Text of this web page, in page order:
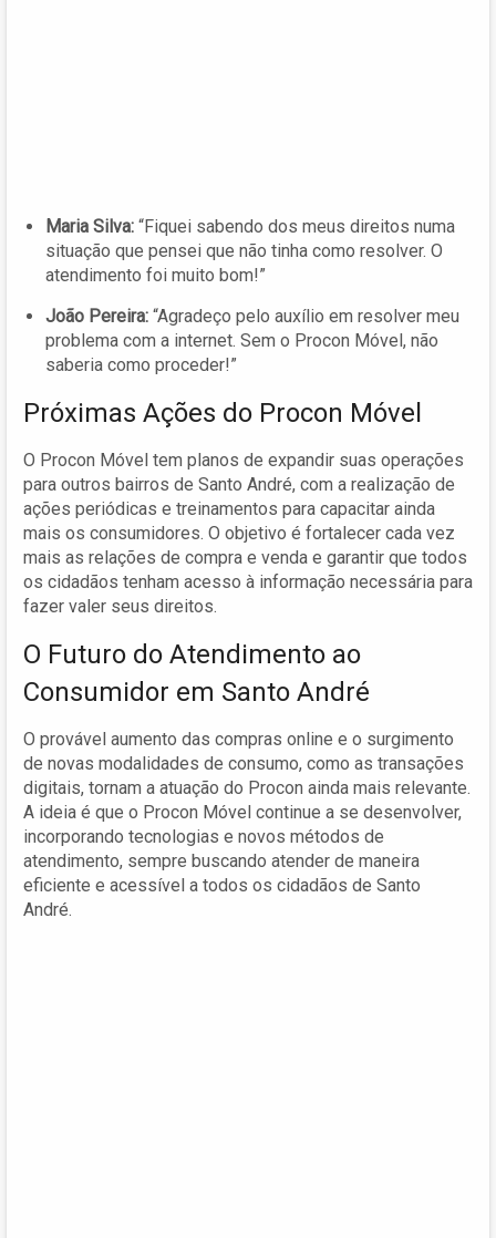
Maria Silva: “Fiquei sabendo dos meus direitos numa
situação que pensei que não tinha como resolver. O
atendimento foi muito bom!”
João Pereira: “Agradeço pelo auxílio em resolver meu
problema com a internet. Sem o Procon Móvel, não
saberia como proceder!”
Próximas Ações do Procon Móvel
O Procon Móvel tem planos de expandir suas operações
para outros bairros de Santo André, com a realização de
ações periódicas e treinamentos para capacitar ainda
mais os consumidores. O objetivo é fortalecer cada vez
mais as relações de compra e venda e garantir que todos
os cidadãos tenham acesso à informação necessária para
fazer valer seus direitos.
O Futuro do Atendimento ao
Consumidor em Santo André
O provável aumento das compras online e o surgimento
de novas modalidades de consumo, como as transações
digitais, tornam a atuação do Procon ainda mais relevante.
A ideia é que o Procon Móvel continue a se desenvolver,
incorporando tecnologias e novos métodos de
atendimento, sempre buscando atender de maneira
eficiente e acessível a todos os cidadãos de Santo
André.